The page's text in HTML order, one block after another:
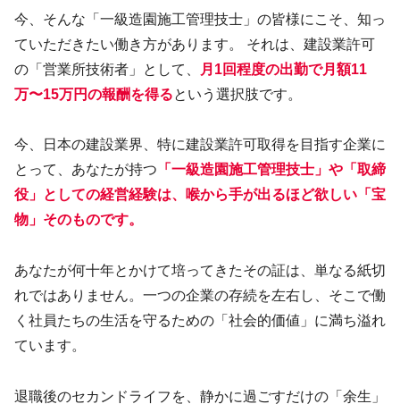
今、そんな「一級造園施工管理技士」の皆様にこそ、知っ
ていただきたい働き方があります。 それは、建設業許可
の「営業所技術者」として、
月1回程度の出勤で月額11
万〜15万円の報酬を得るという選択肢です。
今、日本の建設業界、特に建設業許可取得を目指す企業に
とって、あなたが持つ 「一級造園施工管理技士」や「取締
役」としての経営経験は、喉から手が出るほど欲しい「宝
物」そのものです。
あなたが何十年とかけて培ってきたその証は、単なる紙切
れではありません。一つの企業の存続を左右し、そこで働
く社員たちの生活を守るための「社会的価値」に満ち溢れ
ています。
退職後のセカンドライフを、静かに過ごすだけの「余生」